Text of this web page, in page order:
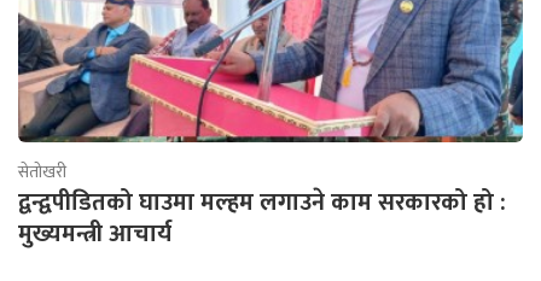
सेतोखरी
द्वन्द्वपीडितको घाउमा मल्हम लगाउने काम सरकारको हो :
मुख्यमन्त्री आचार्य